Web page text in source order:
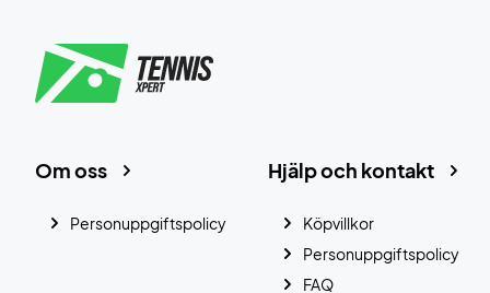
Hjälp och kontakt
Köpvillkor
Personuppgiftspolicy
FAQ
Om oss
Personuppgiftspolicy